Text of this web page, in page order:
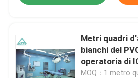
Lasciate un
Ti richiameremo
Metri quadri
bianchi del
operatoria di
MOQ：1 metro